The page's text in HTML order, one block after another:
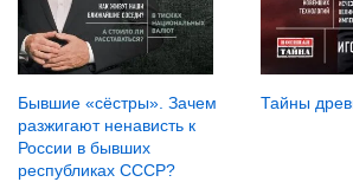
Бывшие «сёстры». Зачем
разжигают ненависть к
России в бывших
республиках СССР?
Тайны